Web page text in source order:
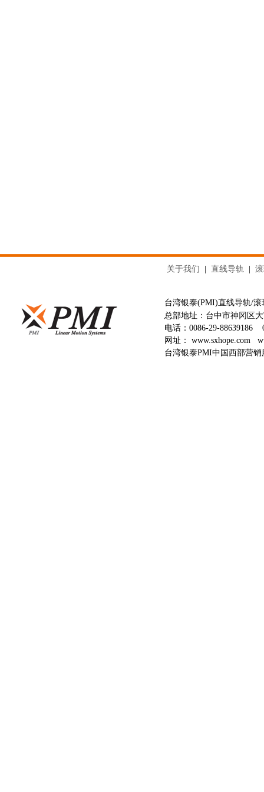
关于我们 直线导轨
台湾银泰(PMI)直线导轨/
总部地址：台中市神冈区
电话： 0086-29-88639186
网址： www.sxhope.com
台湾银泰PMI中国西部营